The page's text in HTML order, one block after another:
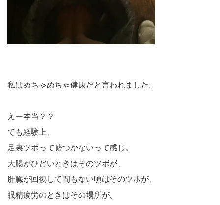
私はめちゃめちゃ健康だと言われました。
えー本当？？
でも経験上、
足裏ツボって嘘つかないって感じ。
大腸がひどいときはそのツボが、
肝臓が回復して間もない頃はそのツボが、
眼精疲労のときはその場所が、